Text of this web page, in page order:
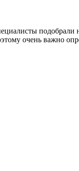
подобрали
очень важно